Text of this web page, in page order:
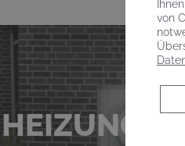
HEIZUNG
von